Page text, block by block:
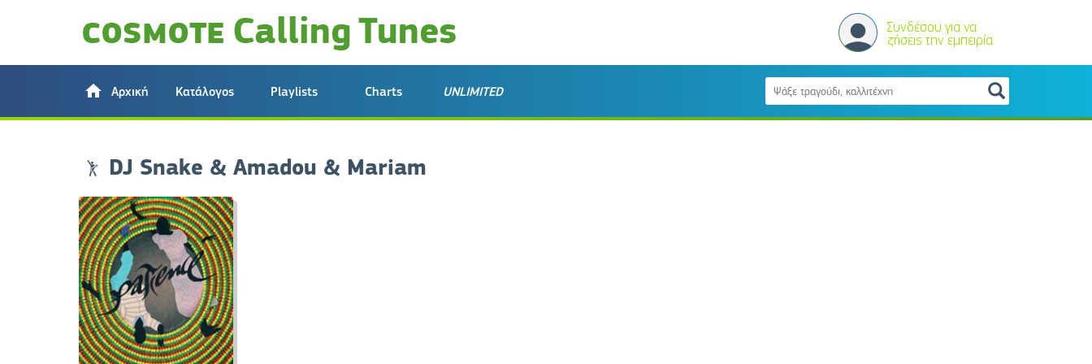
Συνδέσου για να
ζήσεις την εμπειρία
Αρχική Κατάλογος Playlists Charts UNLIMITED
DJ Snake & Amadou & Mariam